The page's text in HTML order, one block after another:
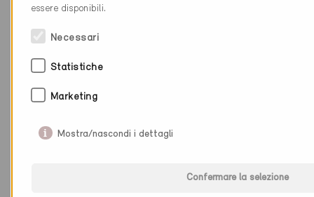
Luogo
Cantone
Sito web
Ditta
Landquart
essere disponibili.
Necessari
Statistiche
Marketing
Mostra/nascondi i dettagli
Confermare la selezione